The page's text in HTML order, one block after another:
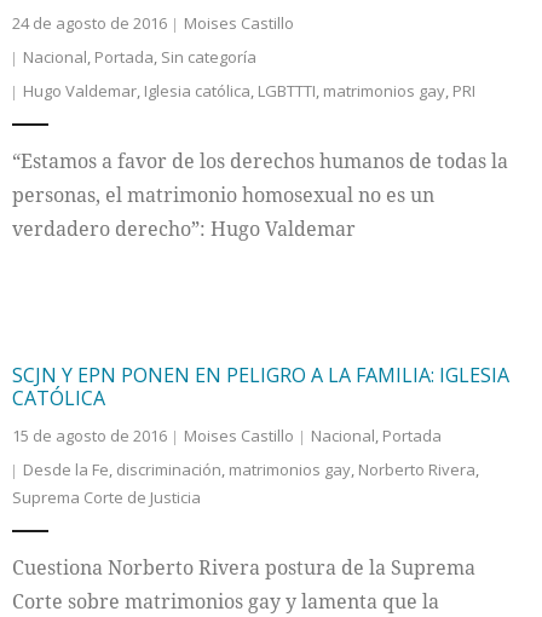
24 de agosto de 2016
Moises Castillo
Nacional, Portada, Sin categoría
Hugo Valdemar, Iglesia católica, LGBTTTI, matrimonios gay, PRI
“Estamos a favor de los derechos humanos de todas la
personas, el matrimonio homosexual no es un
verdadero derecho”: Hugo Valdemar
SCJN Y EPN PONEN EN PELIGRO A LA FAMILIA: IGLESIA
CATÓLICA
15 de agosto de 2016 Moises Castillo Nacional, Portada
Desde la Fe, discriminación, matrimonios gay, Norberto Rivera,
Suprema Corte de Justicia
Cuestiona Norberto Rivera postura de la Suprema
Corte sobre matrimonios gay y lamenta que la